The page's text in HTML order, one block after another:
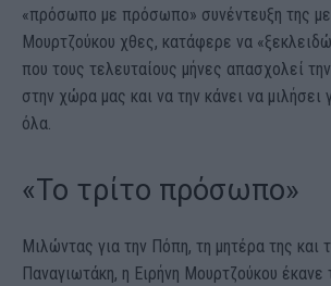
«πρόσωπο με πρόσωπο» συνέντευξη της με
Μουρτζούκου χθες, κατάφερε να
που τους τελευταίους μήνες απασχολεί
στην χώρα μας και να την κάνει να μιλήσει
όλα.
«Το τρίτο πρόσωπο»
Μιλώντας για την Πόπη, τη μητέρα της και
Παναγιωτάκη, η Ειρήνη Μουρτζούκου έκανε